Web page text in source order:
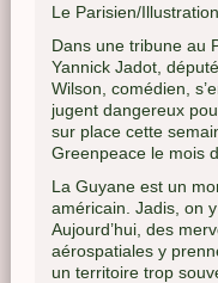
Le Parisien/
Dans une tribune au
Yannick Jadot,
Wilson, comédien,
jugent dangereux
sur place cette
Greenpeace le mois
La Guyane est un
américain. Jadis, on
Aujourd’hui, des
aérospatiales y
un territoire trop